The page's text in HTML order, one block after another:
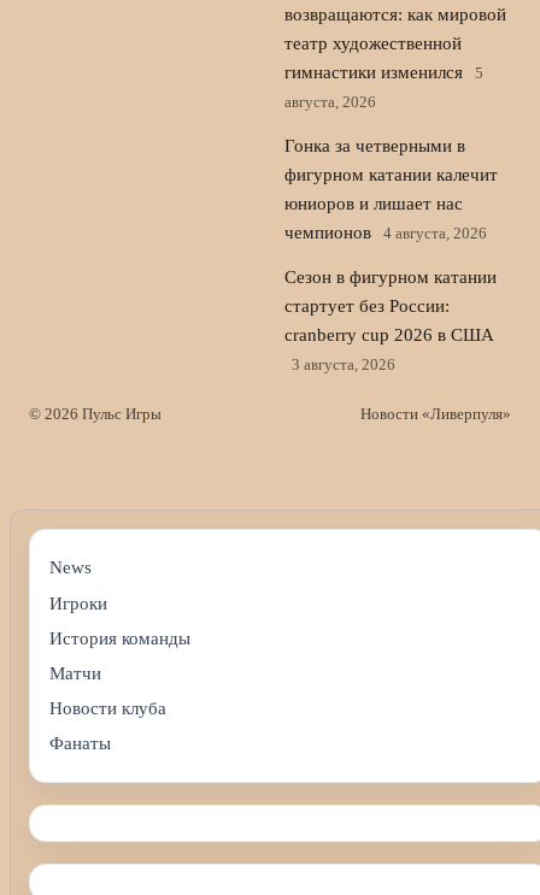
возвращаются: как мировой
театр художественной
гимнастики изменился
5
августа, 2026
Гонка за четверными в
фигурном катании калечит
юниоров и лишает нас
чемпионов
4 августа, 2026
Сезон в фигурном катании
стартует без России:
cranberry cup 2026 в США
3 августа, 2026
© 2026 Пульс Игры Новости «Ливерпуля»
News
Игроки
История команды
Матчи
Новости клуба
Фанаты